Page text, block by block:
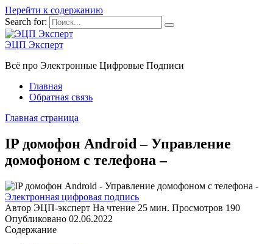
Перейти к содержанию
Search for:
ЭЦП Эксперт
Всё про Электронные Цифровые Подписи
Главная
Обратная связь
Главная страница
IP домофон Android – Управление
домофоном с телефона –
Электронная цифровая подпись
Автор ЭЦП-эксперт На чтение 25 мин. Просмотров 190
Опубликовано 02.06.2022
Содержание